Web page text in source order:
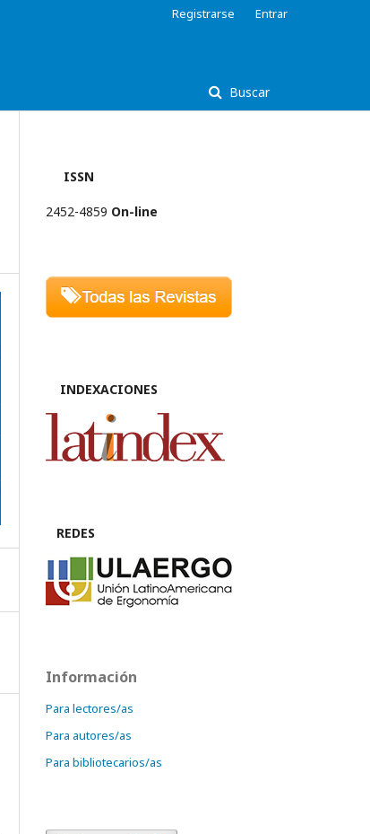
Buscar
Registrarse Entrar
ISSN
2452-4859 On-line
INDEXACIONES
REDES
Información
Para lectores/as
Para autores/as
Para bibliotecarios/as